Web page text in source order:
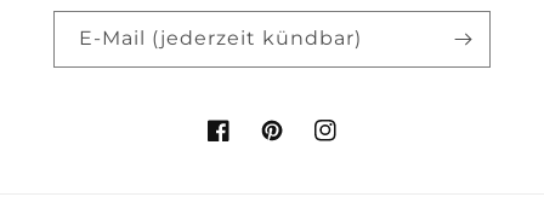
E-Mail (jederzeit kündbar)
FacebookPinterestInstagram